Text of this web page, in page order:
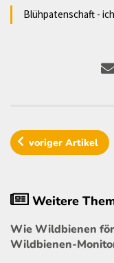
Blühpatenschaft -
vorigerArtikel
Weitere
Wie Wildbienen
Wildbienen-